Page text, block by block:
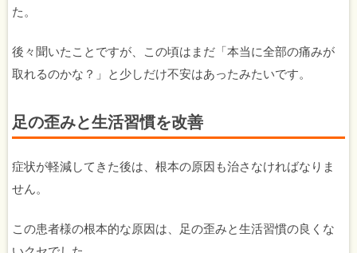
た。
後々聞いたことですが、この頃はまだ「本当に全部の痛みが
取れるのかな？」と少しだけ不安はあったみたいです。
足の歪みと生活習慣を改善
症状が軽減してきた後は、根本の原因も治さなければなりま
せん。
この患者様の根本的な原因は、足の歪みと生活習慣の良くな